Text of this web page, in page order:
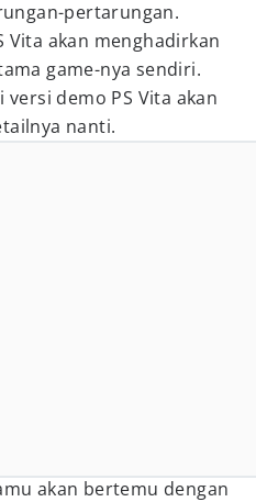
pertarungan.
Vita akan menghadirkan
game-nya sendiri.
demo PS Vita akan
nanti.
akan bertemu dengan